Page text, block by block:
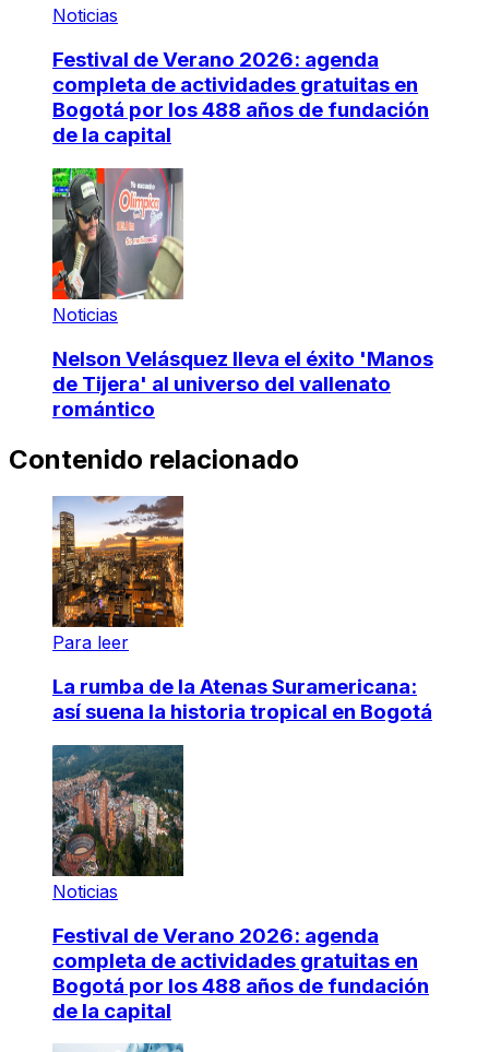
Noticias
Festival de Verano 2026: agenda
completa de actividades gratuitas en
Bogotá por los 488 años de fundación
de la capital
Noticias
Nelson Velásquez lleva el éxito 'Manos
de Tijera' al universo del vallenato
romántico
Contenido relacionado
Para leer
La rumba de la Atenas Suramericana:
así suena la historia tropical en Bogotá
Noticias
Festival de Verano 2026: agenda
completa de actividades gratuitas en
Bogotá por los 488 años de fundación
de la capital